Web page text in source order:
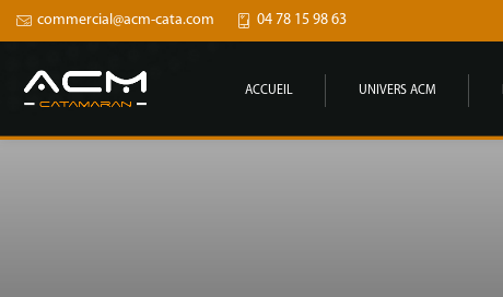
commercial@acm-cata.com 04 78 15 98 63
ACCUEIL UNIVERS ACM